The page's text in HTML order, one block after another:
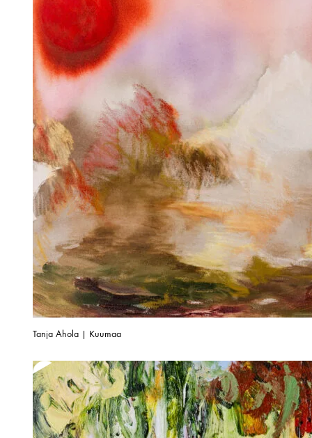
Tanja Ahola | Kuumaa